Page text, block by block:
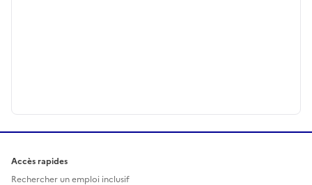
Accès rapides
Rechercher un emploi inclusif